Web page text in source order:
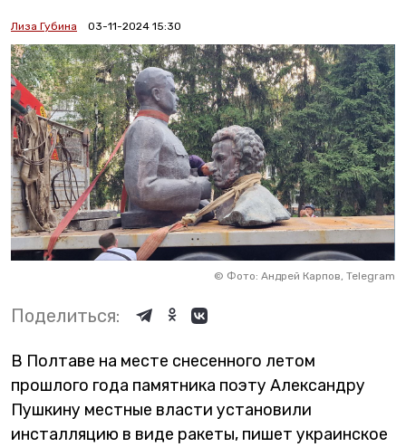
Лиза Губина 03-11-2024 15:30
© Фото: Андрей Карпов, Telegram
Поделиться:
В Полтаве на месте снесенного летом
прошлого года памятника поэту Александру
Пушкину местные власти установили
инсталляцию в виде ракеты, пишет украинское